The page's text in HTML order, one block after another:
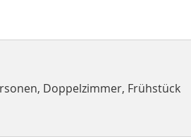
Doppelzimmer, Frühstück